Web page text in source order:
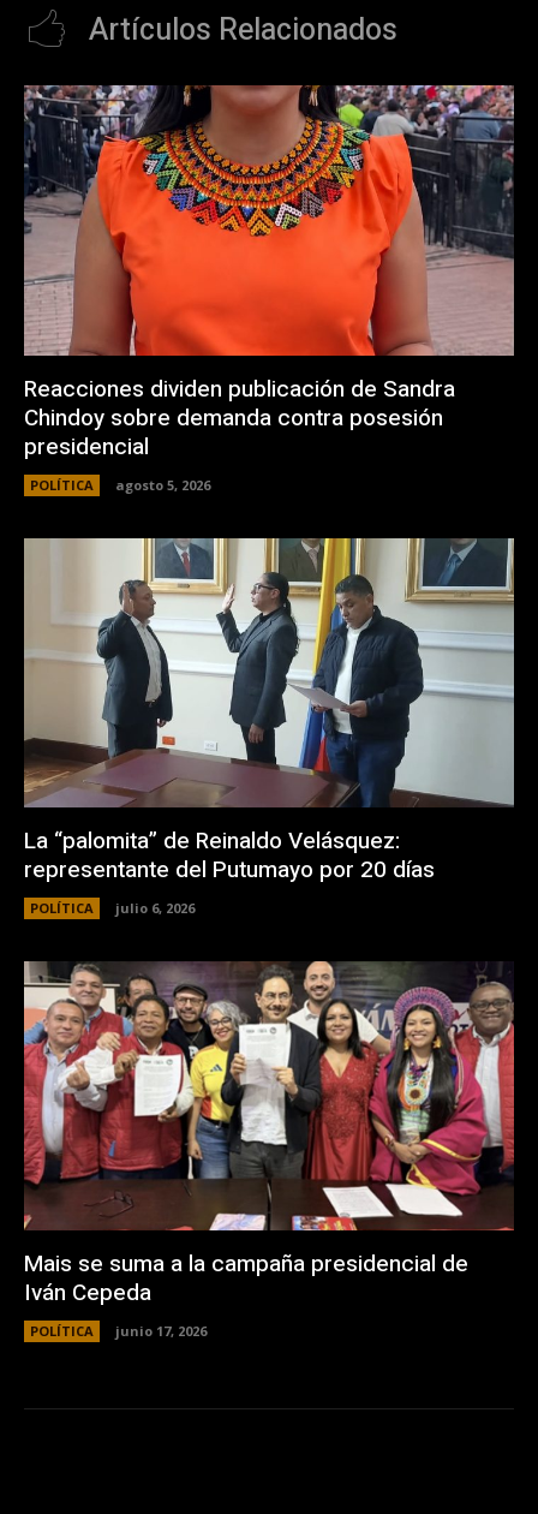
Artículos Relacionados
Reacciones dividen publicación de Sandra
Chindoy sobre demanda contra posesión
presidencial
POLÍTICA agosto 5, 2026
La “palomita” de Reinaldo Velásquez:
representante del Putumayo por 20 días
POLÍTICA julio 6, 2026
Mais se suma a la campaña presidencial de
Iván Cepeda
POLÍTICA junio 17, 2026